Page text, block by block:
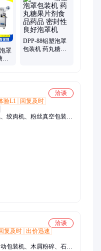
、口服液灌封机、轧盖
取机
罩
果
DPP-88铝塑泡罩
包装机 药丸糖果
洽谈
验L1
回复及时
绞肉机、粉丝真空包装
水线、切菜机、冻肉冻骨
皮机、中央厨房设备
洽谈
复及时 出价迅速
包装机、木屑粉碎、石英